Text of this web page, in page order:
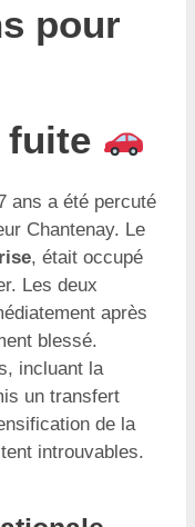
pour
fuite
ans a été percuté
Chantenay. Le
, était occupé
Les deux
après
blessé.
incluant la
un transfert
de la
introuvables.